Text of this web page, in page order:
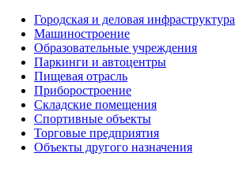
Городская и деловая инфраструктура
Машиностроение
Образовательные учреждения
Паркинги и автоцентры
Пищевая отрасль
Приборостроение
Складские помещения
Спортивные объекты
Торговые предприятия
Объекты другого назначения